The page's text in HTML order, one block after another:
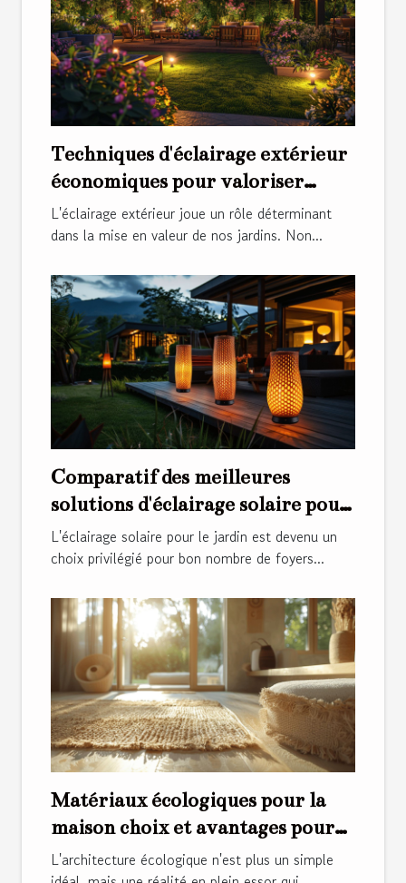
Techniques d'éclairage extérieur
économiques pour valoriser
votre jardin
L'éclairage extérieur joue un rôle déterminant
dans la mise en valeur de nos jardins. Non...
Comparatif des meilleures
solutions d'éclairage solaire pour
le jardin
L'éclairage solaire pour le jardin est devenu un
choix privilégié pour bon nombre de foyers...
Matériaux écologiques pour la
maison choix et avantages pour
un habitat durable
L'architecture écologique n'est plus un simple